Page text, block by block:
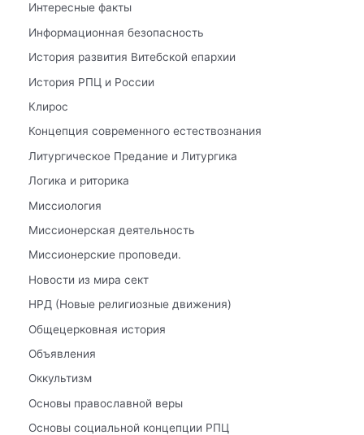
Интересные факты
Информационная безопасность
История развития Витебской епархии
История РПЦ и России
Клирос
Концепция современного естествознания
Литургическое Предание и Литургика
Логика и риторика
Миссиология
Миссионерская деятельность
Миссионерские проповеди.
Новости из мира сект
НРД (Новые религиозные движения)
Общецерковная история
Объявления
Оккультизм
Основы православной веры
Основы социальной концепции РПЦ